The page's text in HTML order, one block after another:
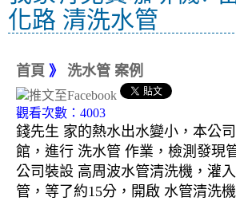
化路 清洗水管
首頁 》 洗水管 案例
觀看次數：4003
錢先生 家的熱水出水變小，本公
館，進行 洗水管 作業，檢測發現
公司裝設 高周波水管清洗機，灌
管，等了約15分，開啟 水管清洗